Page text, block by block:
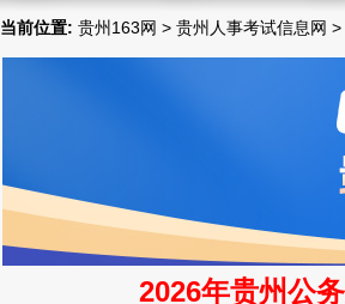
当前位置: 贵州163网 > 贵州人事考试信息网 >